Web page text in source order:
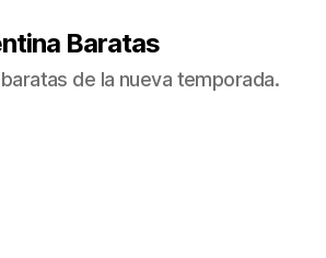
Baratas
de la nueva temporada.